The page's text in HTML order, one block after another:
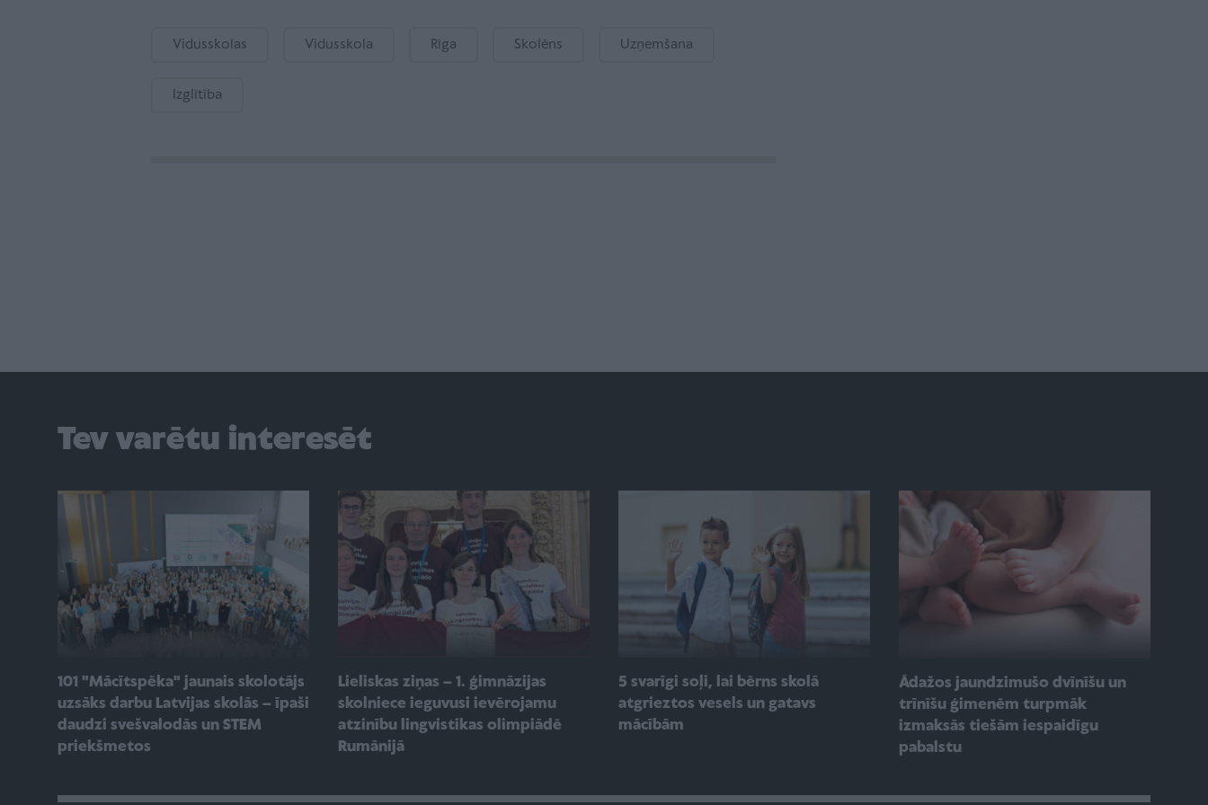
Vidusskolas Vidusskola Rīga Skolēns Uzņemšana
Izglītība
Tev varētu interesēt
101 "Mācītspēka" jaunais skolotājs
uzsāks darbu Latvijas skolās – īpaši
daudzi svešvalodās un STEM
priekšmetos
Lieliskas ziņas – 1. ģimnāzijas
skolniece ieguvusi ievērojamu
atzinību lingvistikas olimpiādē
Rumānijā
5 svarīgi soļi, lai bērns skolā
atgrieztos vesels un gatavs
mācībām
Ādažos jaundzimušo dvīnīšu un
trīnīšu ģimenēm turpmāk
izmaksās tiešām iespaidīgu
pabalstu